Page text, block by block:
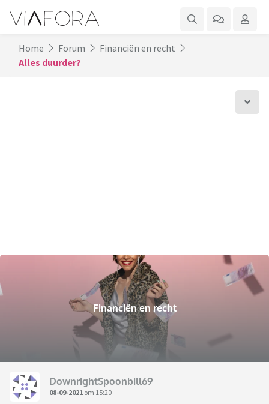
Home Forum
Financiën en recht
Alles duurder?
Financiën en recht
DownrightSpoonbill69
08-09-2021 om 15:20